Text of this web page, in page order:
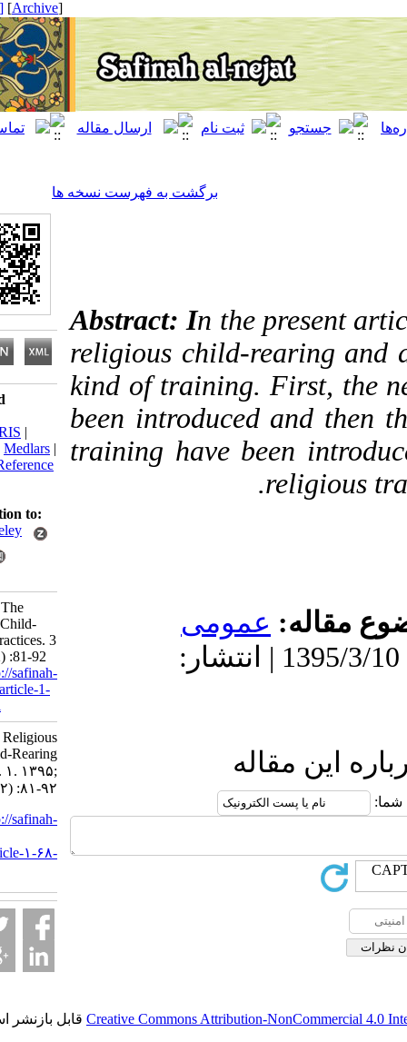
[ English ]
برگشت به فهرست نسخه ها
Abstract: I n the
religious child-rearing
kind of training. First,
been introduced and
training have been
عمومى
دریافت: 1399/9/6 | پذیرش: 1395/3/10 | انتشار:
مقاله
BibTeX
RIS |
EndNote
Medlars|
ProCite|
Reference
Send citation to:
Mendeley
Shahri N. The
Religious Child-
Rearing Practices. 3
2016; 1 (2) :81-92
URL:http://safinah-
al-nejat.ir/article-1-
The Religious
Child-Rearing
Practices. ۱. ۱۳۹۵;
۱ (۲) :۸۱-۹۲
URL:http://safinah-
nejat.ir/article-۱-۶۸-
Creative Commons Attribution-قابل بازنشر است.